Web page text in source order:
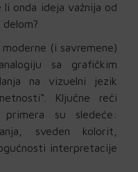
onda ideja važnija od
(i savremene)
sa grafičkim
na vizuelni jezik
Ključne reči
primera su sledeće:
sveden kolorit,
interpretacije